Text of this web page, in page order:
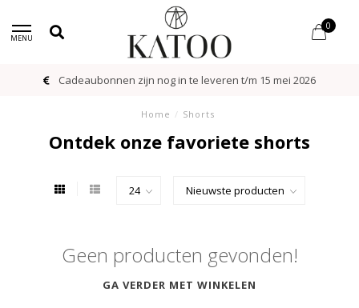
MENU
0
Cadeaubonnen zijn nog in te leveren t/m 15 mei 2026
Home / Shorts
Ontdek onze favoriete shorts
Geen producten gevonden!
GA VERDER MET WINKELEN